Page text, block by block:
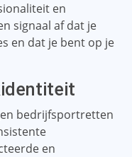
en
signaal af dat je
en dat je bent op je
bedrijfsportretten
en